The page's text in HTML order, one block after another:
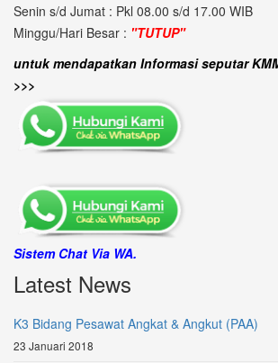
Senin s/d Jumat : Pkl 08.00 s/d 17.00 WIB
Minggu/Hari Besar : "TUTUP"
untuk mendapatkan Informasi seputar
>>>
Sistem Chat Via WA.
Latest News
K3 Bidang Pesawat Angkat & Angkut (PAA)
23 Januari 2018